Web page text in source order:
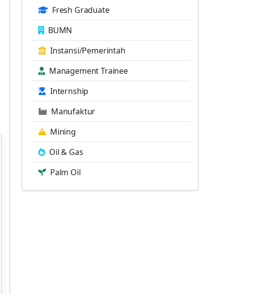
Fresh Graduate
BUMN
Instansi/Pemerintah
Management Trainee
Internship
Manufaktur
Mining
Oil & Gas
Palm Oil